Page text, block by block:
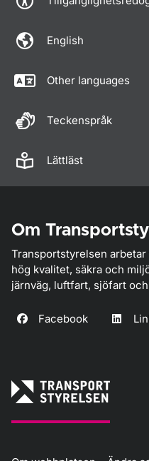
English
Other languages
Teckenspråk
Lättläst
Om
Transportstyrelsen
hög kvalitet, säkra och
järnväg, luftfart, sjöfart och
Facebook